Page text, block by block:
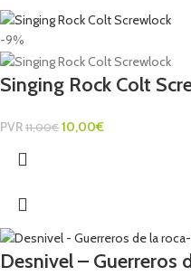
-9%
Singing Rock Colt
PVR 11,00€ 10,00€
Desnivel – Guerreros